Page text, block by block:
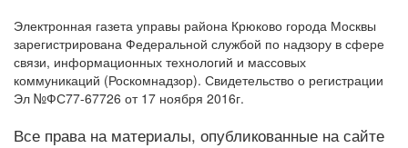
Электронная газета управы района Крюково города Москвы
зарегистрирована Федеральной службой по надзору в сфере
связи, информационных технологий и массовых
коммуникаций (Роскомнадзор). Свидетельство о регистрации
Эл №ФС77-67726 от 17 ноября 2016г.
Все права на материалы, опубликованные на сайте